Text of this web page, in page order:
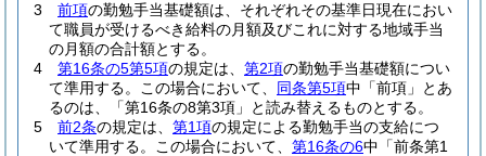
3
前項の勤勉手当基礎額は、それぞれその基準日現在におい
て職員が受けるべき給料の月額及びこれに対する地域手当
の月額の合計額とする。
4
第16条の5第5項の規定は、 第2項の勤勉手当基礎額につい
て準用する。
この場合において、 同条第5項中「前項」とあ
るのは、「第16条の8第3項」と読み替えるものとする。
5
前2条の規定は、 第1項の規定による勤勉手当の支給につ
いて準用する。
この場合において、 第16条の6中「前条第1